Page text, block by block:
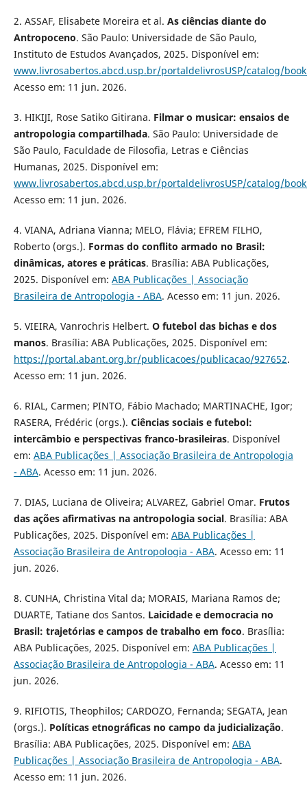
2. ASSAF, Elisabete Moreira et al. As ciências diante do
Antropoceno. São Paulo: Universidade de São Paulo,
Instituto de Estudos Avançados, 2025. Disponível em:
www.livrosabertos.abcd.usp.br/portaldelivrosUSP/catalog/
Acesso em: 11 jun. 2026.
3. HIKIJI, Rose Satiko Gitirana. Filmar o musicar: ensaios de
antropologia compartilhada. São Paulo: Universidade de
São Paulo, Faculdade de Filosofia, Letras e Ciências
Humanas, 2025. Disponível em:
www.livrosabertos.abcd.usp.br/portaldelivrosUSP/catalog/
Acesso em: 11 jun. 2026.
4. VIANA, Adriana Vianna; MELO, Flávia; EFREM FILHO,
Roberto (orgs.). Formas do conflito armado no Brasil:
dinâmicas, atores e práticas. Brasília: ABA Publicações,
2025. Disponível em: ABA Publicações | Associação
Brasileira de Antropologia - ABA. Acesso em: 11 jun. 2026.
5. VIEIRA, Vanrochris Helbert. O futebol das bichas e dos
manos. Brasília: ABA Publicações, 2025. Disponível em:
https://portal.abant.org.br/publicacoes/publicacao/927652.
Acesso em: 11 jun. 2026.
6. RIAL, Carmen; PINTO, Fábio Machado; MARTINACHE, Igor;
RASERA, Frédéric (orgs.). Ciências sociais e futebol:
intercâmbio e perspectivas franco-brasileiras. Disponível
em: ABA Publicações | Associação Brasileira de Antropologia
- ABA. Acesso em: 11 jun. 2026.
7. DIAS, Luciana de Oliveira; ALVAREZ, Gabriel Omar. Frutos
das ações afirmativas na antropologia social. Brasília: ABA
Publicações, 2025. Disponível em: ABA Publicações |
Associação Brasileira de Antropologia - ABA. Acesso em: 11
jun. 2026.
8. CUNHA, Christina Vital da; MORAIS, Mariana Ramos de;
DUARTE, Tatiane dos Santos. Laicidade e democracia no
Brasil: trajetórias e campos de trabalho em foco. Brasília:
ABA Publicações, 2025. Disponível em: ABA Publicações |
Associação Brasileira de Antropologia - ABA. Acesso em: 11
jun. 2026.
9. RIFIOTIS, Theophilos; CARDOZO, Fernanda; SEGATA, Jean
(orgs.). Políticas etnográficas no campo da judicialização.
Brasília: ABA Publicações, 2025. Disponível em: ABA
Publicações | Associação Brasileira de Antropologia - ABA.
Acesso em: 11 jun. 2026.